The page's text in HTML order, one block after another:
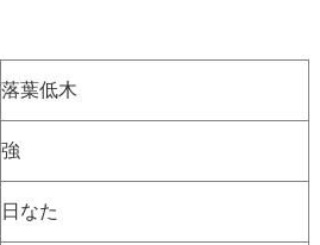
落葉低木
強
日なた